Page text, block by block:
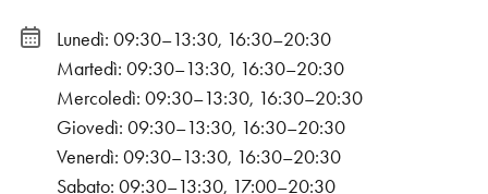
Lunedì: 09:30–13:30, 16:30–20:30
Martedì: 09:30–13:30, 16:30–20:30
Mercoledì: 09:30–13:30, 16:30–20:30
Giovedì: 09:30–13:30, 16:30–20:30
Venerdì: 09:30–13:30, 16:30–20:30
Sabato: 09:30–13:30, 17:00–20:30